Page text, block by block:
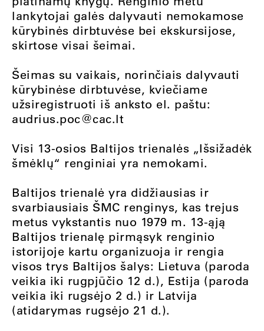
lankytojai galės dalyvauti nemokamose
kūrybinės dirbtuvėse bei ekskursijose,
skirtose visai šeimai.
Šeimas su vaikais, norinčiais dalyvauti
kūrybinėse dirbtuvėse, kviečiame
užsiregistruoti iš anksto el. paštu:
audrius.poc@cac.lt
Visi 13-osios Baltijos trienalės „Išsižadėk
šmėklų“ renginiai yra nemokami.
Baltijos trienalė yra didžiausias ir
svarbiausiais ŠMC renginys, kas trejus
metus vykstantis nuo 1979 m. 13-ąją
Baltijos trienalę pirmąsyk renginio
istorijoje kartu organizuoja ir rengia
visos trys Baltijos šalys: Lietuva (paroda
veikia iki rugpjūčio 12 d.), Estija (paroda
veikia iki rugsėjo 2 d.) ir Latvija
(atidarymas rugsėjo 21 d.).